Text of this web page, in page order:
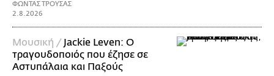
ΦΩΝΤΑΣ ΤΡΟΥΣΑΣ
2.8.2026
Μουσική / Jackie Leven: Ο
τραγουδοποιός που έζησε σε
Αστυπάλαια και Παξούς